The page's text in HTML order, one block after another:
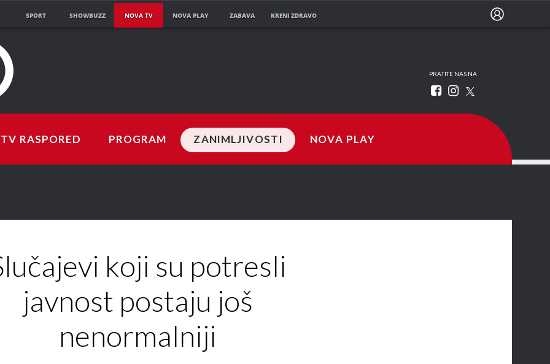
SPORT SHOWBUZZ NOVA TV NOVA PLAY ZABAVA KRENI ZDRAVO
PRATITE NAS NA
TV RASPORED PROGRAM ZANIMLJIVOSTI NOVA PLAY
koji su potresli
javnost postaju još
nenormalniji